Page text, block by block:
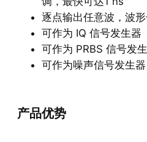
逐点输出任意波，波
可作为 IQ 信号发生器
可作为 PRBS 信号发
可作为噪声信号发生器
产品优势